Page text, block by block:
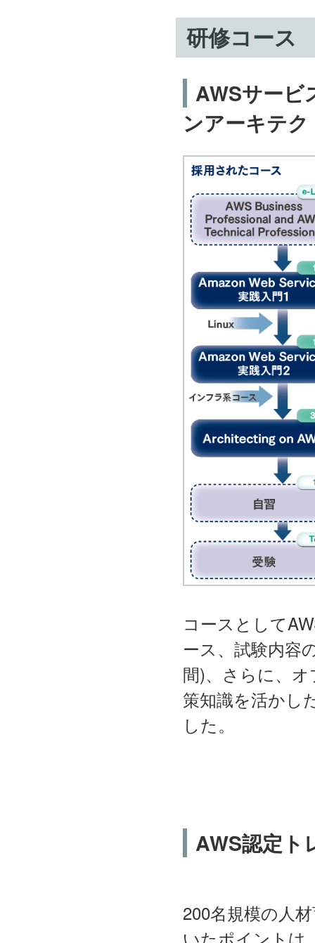
研修コース
AWSサービ
ンアーキテ
コースとして
ース、試験内容
間)、さらに、
策知識を活かし
した。
AWS認定ト
200名規模の人
いたポイントは